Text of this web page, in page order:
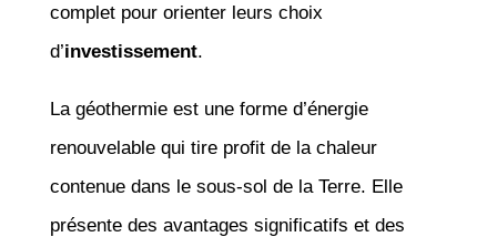
complet pour orienter leurs choix
d’investissement.
La géothermie est une forme d’énergie
renouvelable qui tire profit de la chaleur
contenue dans le sous-sol de la Terre. Elle
présente des avantages significatifs et des